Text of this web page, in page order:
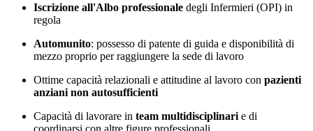
Iscrizione all'Albo professionale degli Infermieri (OPI) in
regola
Automunito: possesso di patente di guida e disponibilità di
mezzo proprio per raggiungere la sede di lavoro
Ottime capacità relazionali e attitudine al lavoro con pazienti
anziani non autosufficienti
Capacità di lavorare in team multidisciplinari e di
coordinarsi con altre figure professionali